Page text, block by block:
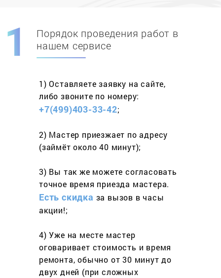
Скидка при первомзаказе на адрес
составит 15%
Работаем более 10 лет
весь спектр услуг
Порядок проведения работ в
нашем сервисе
1) Оставляете заявку на сайте,
либо звоните по номеру:
+7(499)403-33-42;
2) Мастер приезжает по адресу
(займёт около 40 минут);
3) Вы так же можете согласовать
точное время приезда мастера.
Есть скидка за вызов в часы
акции!;
4) Уже на месте мастер
оговаривает стоимость и время
ремонта, обычно от 30 минут до
двух дней (при сложных